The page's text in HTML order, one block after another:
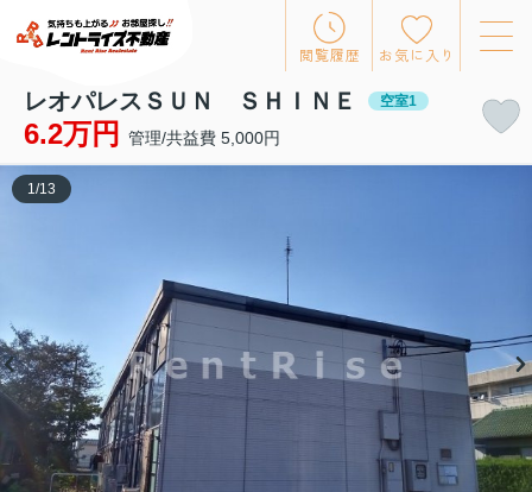
閲覧履歴 お気に入り
レオパレスＳＵＮ ＳＨＩＮＥ 空室1
6.2万円 管理/共益費 5,000円
1 /13